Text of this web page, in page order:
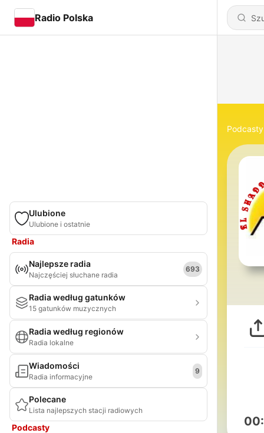
Radio Polska
Ulubione
Ulubione i ostatnie
Radia
Najlepsze radia
Najczęściej słuchane radia
693
Radia według gatunków
15 gatunków muzycznych
Radia według regionów
Radia lokalne
Wiadomości
Radia informacyjne
9
Polecane
Lista najlepszych stacji radiowych
Podcasty
Podcasty